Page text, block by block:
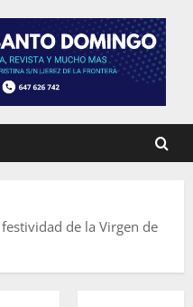
festividad de la Virgen de